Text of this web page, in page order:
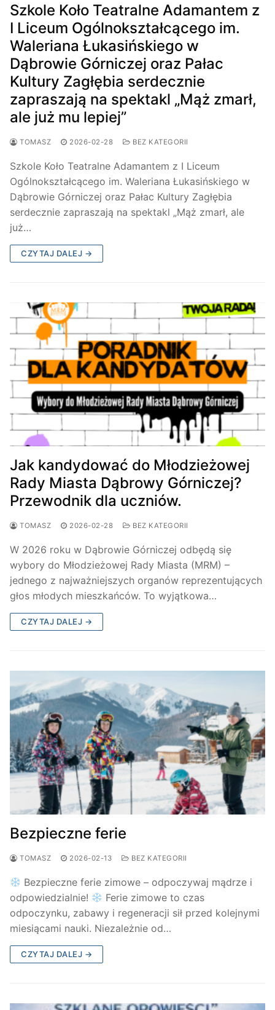
Szkole Koło Teatralne Adamantem z
I Liceum Ogólnokształcącego im.
Waleriana Łukasińskiego w
Dąbrowie Górniczej oraz Pałac
Kultury Zagłębia serdecznie
zapraszają na spektakl „Mąż zmarł,
ale już mu lepiej”
TOMASZ 2026-02-28 BEZ KATEGORII
Szkole Koło Teatralne Adamantem z I Liceum
Ogólnokształcącego im. Waleriana Łukasińskiego w
Dąbrowie Górniczej oraz Pałac Kultury Zagłębia
serdecznie zapraszają na spektakl „Mąż zmarł, ale
już…
CZYTAJ DALEJ →
Jak kandydować do Młodzieżowej
Rady Miasta Dąbrowy Górniczej?
Przewodnik dla uczniów.
TOMASZ 2026-02-28 BEZ KATEGORII
W 2026 roku w Dąbrowie Górniczej odbędą się
wybory do Młodzieżowej Rady Miasta (MRM) –
jednego z najważniejszych organów reprezentujących
głos młodych mieszkańców. To wyjątkowa…
CZYTAJ DALEJ →
Bezpieczne ferie
TOMASZ 2026-02-13 BEZ KATEGORII
Bezpieczne ferie zimowe – odpoczywaj mądrze i
odpowiedzialnie!
Ferie zimowe to czas
odpoczynku, zabawy i regeneracji sił przed kolejnymi
miesiącami nauki. Niezależnie od…
CZYTAJ DALEJ →